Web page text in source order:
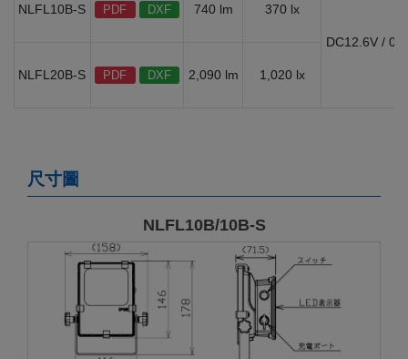
NLFL10B-S PDF DXF 740 lm 370 lx
DC12.6V /
NLFL20B-S PDF DXF 2,090 lm 1,020 lx
尺寸圖
NLFL10B/10B-S